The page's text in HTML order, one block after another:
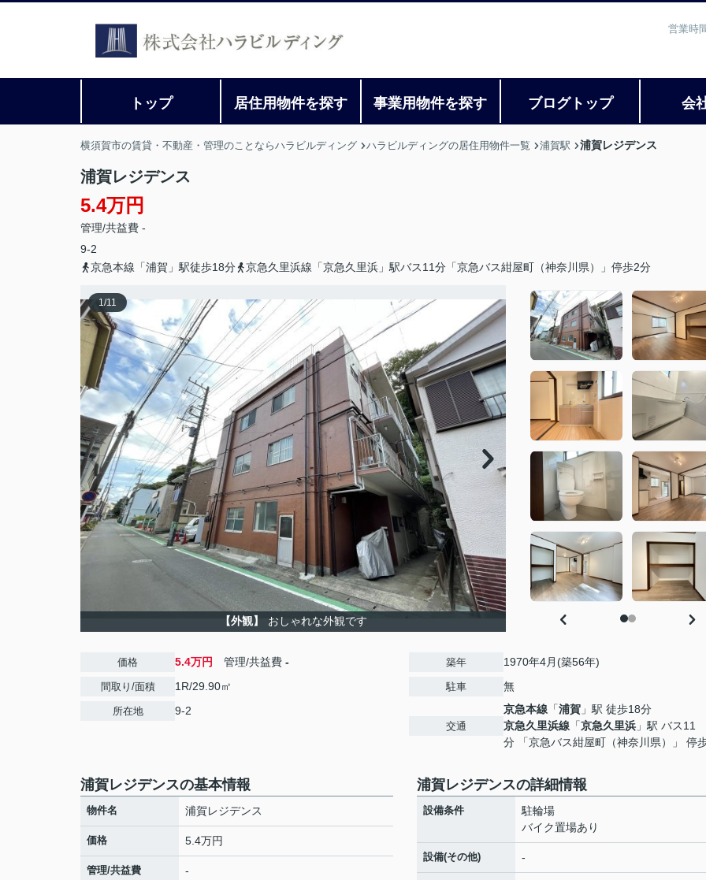
営業時
トップ 居住用物件を探す 事業用物件を探す ブログトップ 会
横須賀市の賃貸・不動産・管理のことならハラビルディング ハラビルディングの居住用物件一覧 浦賀駅 浦賀レジデンス
浦賀レジデンス
5.4万円
管理/共益費 -
9-2
京急本線「浦賀」駅徒歩18分
京急久里浜線「京急久里浜」駅バス11分「京急バス紺屋町（神奈川県）」停歩2分
1/11
【外観】 おしゃれな外観です
価格 5.4万円 管理/共益費 -
間取り/面積 1R/29.90㎡
所在地 9-2
築年 1970年4月(築56年)
駐車 無
交通
京急本線 「浦賀 」駅 徒歩18分
京急久里浜線 「京急久里浜 」駅 バス11
分 「京急バス紺屋町（神奈川県）」 停
浦賀レジデンスの基本情報
物件名 浦賀レジデンス
価格 5.4万円
管理/共益費 -
浦賀レジデンスの詳細情報
設備条件
駐輪場
バイク置場あり
設備(その他) -